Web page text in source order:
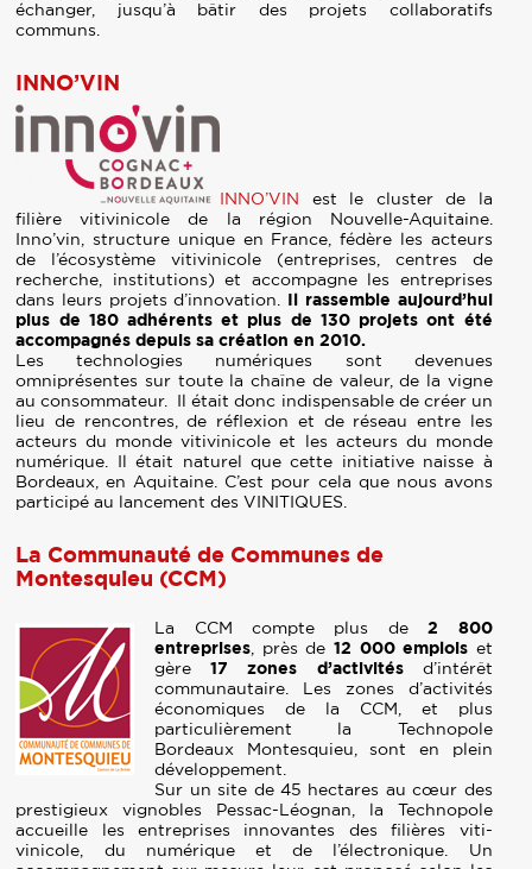
échanger, jusqu’à bâtir des projets collaboratifs
communs.
INNO’VIN
INNO’VIN
est le cluster de la
filière vitivinicole de la région Nouvelle-Aquitaine.
Inno’vin, structure unique en France, fédère les acteurs
de l’écosystème vitivinicole (entreprises, centres de
recherche, institutions) et accompagne les entreprises
dans leurs projets d’innovation.
Il rassemble aujourd’hui
plus de 180 adhérents et plus de 130 projets ont été
accompagnés depuis sa création en 2010.
Les technologies numériques sont devenues
omniprésentes sur toute la chaîne de valeur, de la vigne
au consommateur. Il était donc indispensable de créer un
lieu de rencontres, de réflexion et de réseau entre les
acteurs du monde vitivinicole et les acteurs du monde
numérique. Il était naturel que cette initiative naisse à
Bordeaux, en Aquitaine. C’est pour cela que nous avons
participé au lancement des VINITIQUES.
La Communauté de Communes de
Montesquieu (CCM)
La CCM compte plus de2 800
entreprises, près de 12 000 emplois et
gère 17 zones d’activitésd’intérêt
communautaire. Les zones d’activités
économiques de la CCM, et plus
particulièrement la Technopole
Bordeaux Montesquieu, sont en plein
développement.
Sur un site de 45 hectares au cœur des
prestigieux vignobles Pessac-Léognan, la Technopole
accueille les entreprises innovantes des filières viti-
vinicole, du numérique et de l’électronique. Un